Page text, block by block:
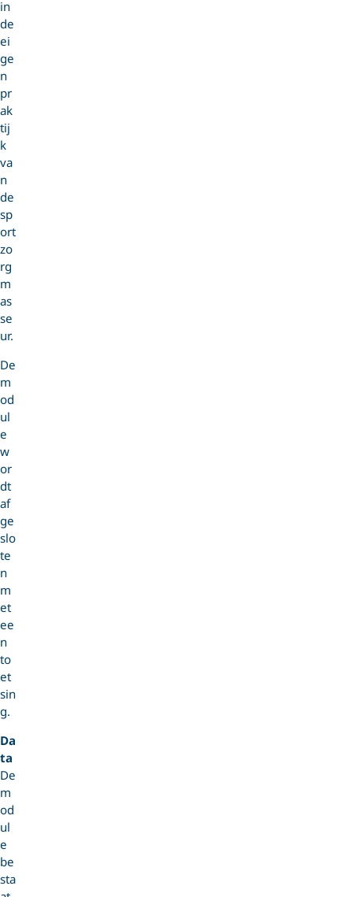
in
de
ei
ge
n
pr
ak
tij
k
va
n
de
sp
ort
zo
rg
m
as
se
ur.
De
m
od
ul
e
w
or
dt
af
ge
slo
te
n
m
et
ee
n
to
et
sin
g.
Da
ta
De
m
od
ul
e
be
sta